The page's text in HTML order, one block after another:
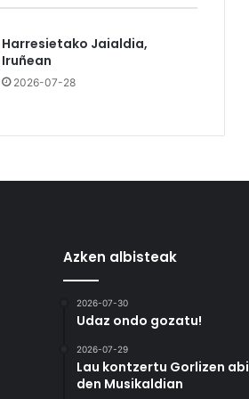
Harresietako Jaialdia,
Iruñean
2026-07-28
Azken albisteak
2026-07-30
Udaz ondo gozatu!
2026-07-29
Lau kontzertu Gorlizen
den Musikaldian